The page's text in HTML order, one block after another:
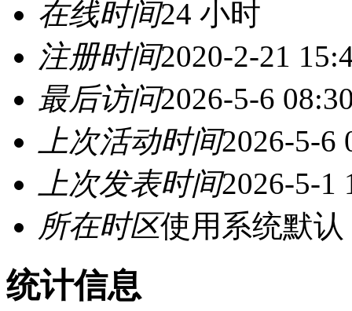
在线时间24 小时
注册时间2020-2-21
最后访问2026-5-6
上次活动时间2026-5-6
上次发表时间2026-5-1
所在时区使用系统默认
统计信息